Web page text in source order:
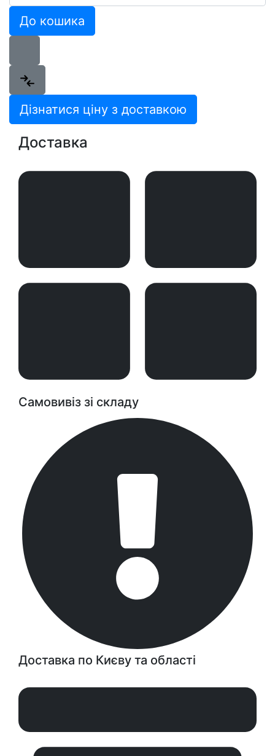
До кошика
Дізнатися ціну з доставкою
Доставка
Самовивіз зі складу
Доставка по Києву та області